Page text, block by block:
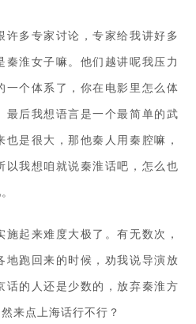
许多专家讨论，专家给我讲好多
秦淮女子嘛。他们越讲呢我压力
一个体系了，你在电影里怎么体
最后我想语言是一个最简单的武
是很大，那他秦人用秦腔嘛，
以我想咱就说秦淮话吧，怎么也
起来难度大极了。有无数次，
地跑回来的时候，劝我说导演放
话的人还是少数的，放弃秦淮方
来点上海话行不行？